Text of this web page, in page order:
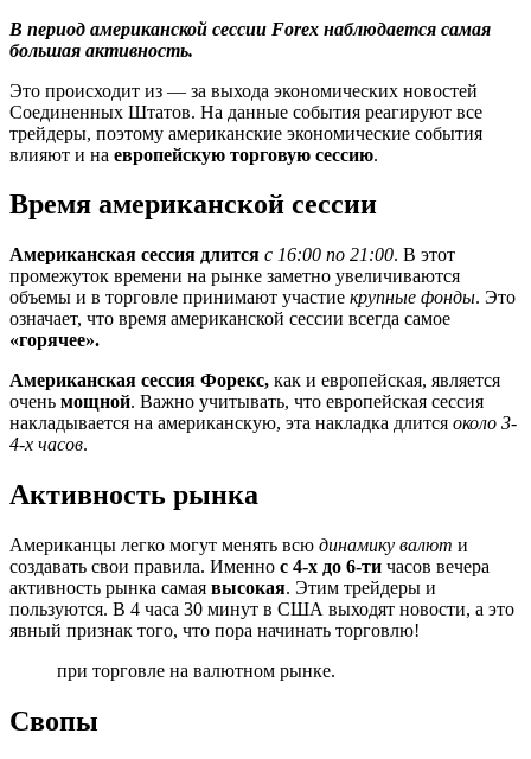
В период американской сессии Forex наблюдается самая
большая активность.
Это происходит из — за выхода экономических новостей
Соединенных Штатов. На данные события реагируют все
трейдеры, поэтому американские экономические события
влияют и на европейскую торговую сессию.
Время американской сессии
Американская сессия длится с 16:00 по 21:00. В этот
промежуток времени на рынке заметно увеличиваются
объемы и в торговле принимают участие крупные фонды. Это
означает, что время американской сессии всегда самое
«горячее».
Американская сессия Форекс, как и европейская, является
очень мощной. Важно учитывать, что европейская сессия
накладывается на американскую, эта накладка длится около 3-
4-х часов.
Активность рынка
Американцы легко могут менять всю динамику валют и
создавать свои правила. Именно с 4-х до 6-ти часов вечера
активность рынка самая высокая. Этим трейдеры и
пользуются. В 4 часа 30 минут в США выходят новости, а это
явный признак того, что пора начинать торговлю!
при торговле на валютном рынке.
Свопы